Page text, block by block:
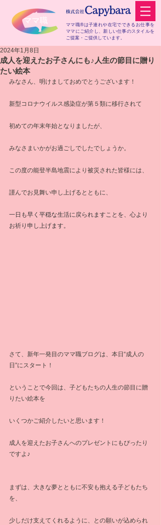
​ママ職
ママ職®は子連れや在宅でできるお仕事を
ママにご紹介し、新しい仕事のスタイルを
ご提案・ご提供しています。
成人を迎えたお子さんにも♪人生の節目に贈り
たい絵本
2024年1月8日
みなさん、明けましておめでとうございます！
新型コロナウイルス感染症が第５類に移行されて
初めての年末年始となりましたが、
みなさまいかがお過ごしでしたでしょうか。
この度の能登半島地震により被災された皆様には、
謹んでお見舞い申し上げるとともに、
一日も早く平穏な生活に戻られますことを、心より
お祈り申し上げます。
さて、新年一発目のママ職ブログは、本日“成人の
日”にスタート！
ということで今回は、子どもたちの人生の節目に贈
りたい絵本を
いくつかご紹介したいと思います！
成人を迎えたお子さんへのプレゼントにもぴったり
ですよ♪
まずは、大きな夢とともに不安も抱える子どもたち
を、
少しだけ支えてくれるように、との願いが込められ